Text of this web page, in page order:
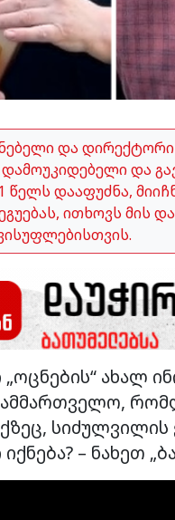
და
და
დააფუძნა,
ითხოვს მის
ახალ
სიძულვილის
– ნახეთ